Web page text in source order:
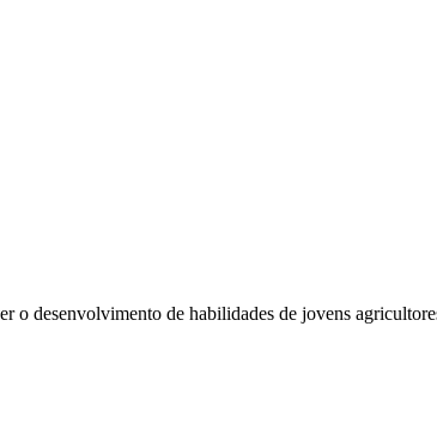
o desenvolvimento de habilidades de jovens